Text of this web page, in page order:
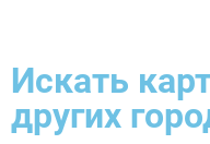
Искать
других